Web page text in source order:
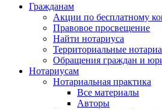
Гражданам
Акции по бесплатному
Правовое просвещение
Найти нотариуса
Территориальные
Обращения граждан и
Нотариусам
Нотариальная практика
Все материалы
Авторы